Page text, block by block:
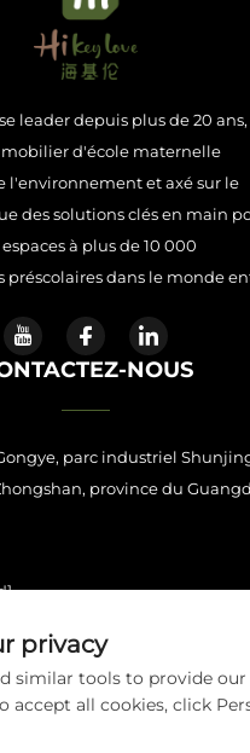
leader depuis plus de 20 ans,
d'école maternelle
l'environnement et axé sur le
des solutions clés en main
à plus de 10 000
préscolaires dans le monde
NOUS
parc industriel
province du
Haijilun Cultural And
droits réservés. Politique de
privacy
similar tools to provide our
accept all cookies, click